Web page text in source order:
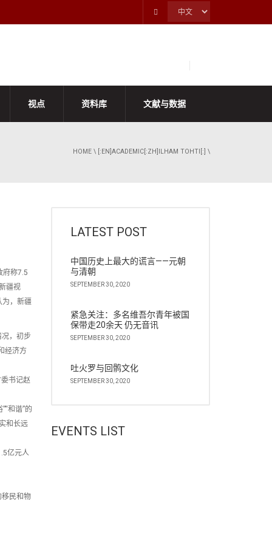
视点 资料库 文献与数据
HOME \ [:EN]ACADEMIC[:ZH]ILHAM TOHTI[:] \
府称7.5
疆视
为，新疆
况，初步
经济方
书记赵
和谐”的
和长远
亿元人
民和物
LATEST POST
中国历史上最大的谎言——元朝
与清朝
SEPTEMBER 30, 2020
紧急关注：多名维吾尔青年被国
保带走20余天 仍无音讯
SEPTEMBER 30, 2020
吐火罗与回鹘文化
SEPTEMBER 30, 2020
EVENTS LIST